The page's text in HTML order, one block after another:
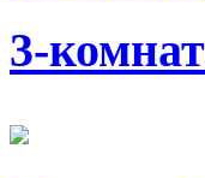
3-